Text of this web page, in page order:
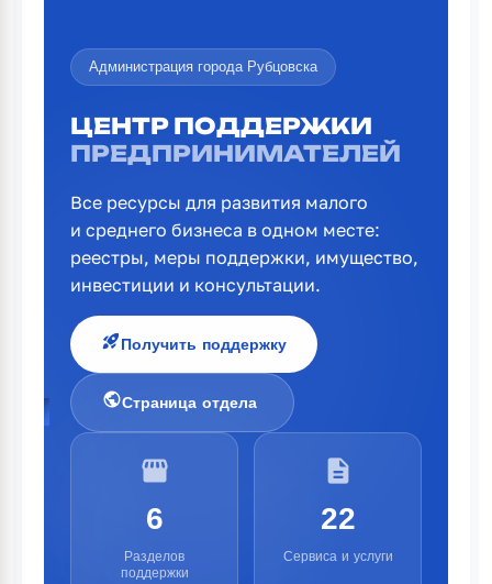
Администрация города Рубцовска
ЦЕНТР ПОДДЕРЖКИ
ПРЕДПРИНИМАТЕЛЕЙ
Все ресурсы для развития малого
и среднего бизнеса в одном месте:
реестры, меры поддержки, имущество,
инвестиции и консультации.
rocket_launchПолучить поддержку
publicСтраница отдела
storefront
6
Разделов
поддержки
description
22
Сервиса и услуги